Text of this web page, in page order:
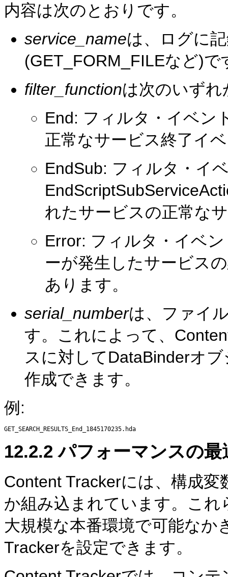
内容は次のとおりです。
service_nameは、ログに
(GET_FORM_FILEなど)で
filter_functionは次のいずれ
End: フィルタ・イベン
正常なサービス終了イ
EndSub: フィルタ・イ
れたサービスの正常な
Error: フィルタ・イベ
ーが発生したサービス
あります。
serial_numberは、ファイ
す。これによって、
スに対してDataBinderオ
作成できます。
例:
12.2.2 パフォーマンスの最
Content Trackerには、構成
か組み込まれています。こ
大規模な本番環境で可能なか
Trackerを設定できます。